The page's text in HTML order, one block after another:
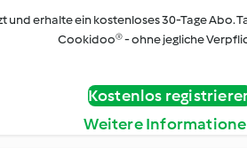
und erhalte ein kostenloses 30-Tage Abo.
Cookidoo® - ohne jegliche
Kostenlos
Weitere